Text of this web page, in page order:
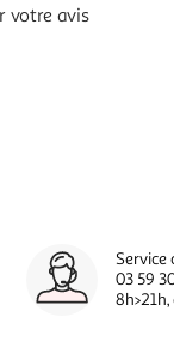
votre avis
Service
03 59